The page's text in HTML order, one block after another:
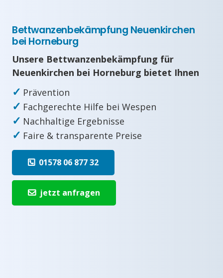
Bettwanzenbekämpfung Neuenkirchen
bei Horneburg
Unsere Bettwanzenbekämpfung für
Neuenkirchen bei Horneburg bietet Ihnen
✓ Prävention
✓ Fachgerechte Hilfe bei Wespen
✓ Nachhaltige Ergebnisse
✓ Faire & transparente Preise
01578 06 877 32
jetzt anfragen